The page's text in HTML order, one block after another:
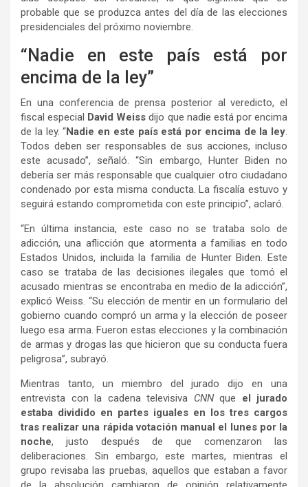
probable que se produzca antes del día de las elecciones
presidenciales del próximo noviembre.
“Nadie en este país está por
encima de la ley”
En una conferencia de prensa posterior al veredicto, el
fiscal especial David Weiss dijo que nadie está por encima
de la ley. “Nadie en este país está por encima de la ley.
Todos deben ser responsables de sus acciones, incluso
este acusado”, señaló. “Sin embargo, Hunter Biden no
debería ser más responsable que cualquier otro ciudadano
condenado por esta misma conducta. La fiscalía estuvo y
seguirá estando comprometida con este principio”, aclaró.
“En última instancia, este caso no se trataba solo de
adicción, una aflicción que atormenta a familias en todo
Estados Unidos, incluida la familia de Hunter Biden. Este
caso se trataba de las decisiones ilegales que tomó el
acusado mientras se encontraba en medio de la adicción”,
explicó Weiss. “Su elección de mentir en un formulario del
gobierno cuando compró un arma y la elección de poseer
luego esa arma. Fueron estas elecciones y la combinación
de armas y drogas las que hicieron que su conducta fuera
peligrosa”, subrayó.
Mientras tanto, un miembro del jurado dijo en una
entrevista con la cadena televisiva CNN que el jurado
estaba dividido en partes iguales en los tres cargos
tras realizar una rápida votación manual el lunes por la
noche, justo después de que comenzaron las
deliberaciones. Sin embargo, este martes, mientras el
grupo revisaba las pruebas, aquellos que estaban a favor